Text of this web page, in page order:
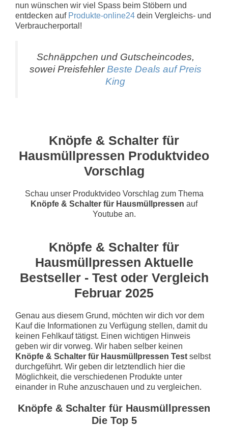
nun wünschen wir viel Spass beim Stöbern und
entdecken auf Produkte-online24 dein Vergleichs- und
Verbraucherportal!
Schnäppchen und Gutscheincodes,
sowei Preisfehler Beste Deals auf Preis
King
Knöpfe & Schalter für
Hausmüllpressen Produktvideo
Vorschlag
Schau unser Produktvideo Vorschlag zum Thema
Knöpfe & Schalter für Hausmüllpressen auf
Youtube an.
Knöpfe & Schalter für
Hausmüllpressen Aktuelle
Bestseller - Test oder Vergleich
Februar 2025
Genau aus diesem Grund, möchten wir dich vor dem
Kauf die Informationen zu Verfügung stellen, damit du
keinen Fehlkauf tätigst. Einen wichtigen Hinweis
geben wir dir vorweg. Wir haben selber keinen
Knöpfe & Schalter für Hausmüllpressen Test selbst
durchgeführt. Wir geben dir letztendlich hier die
Möglichkeit, die verschiedenen Produkte unter
einander in Ruhe anzuschauen und zu vergleichen.
Knöpfe & Schalter für Hausmüllpressen
Die Top 5